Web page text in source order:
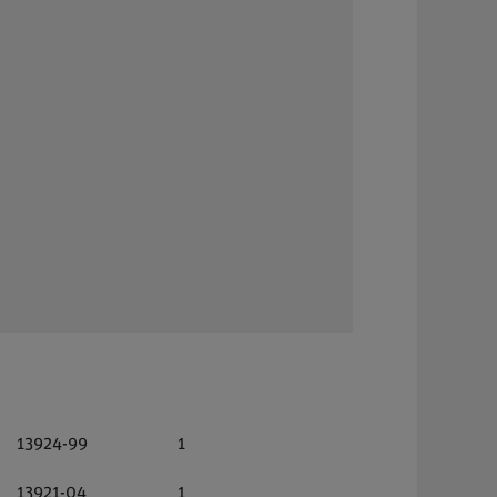
13924-99 1
13921-04 1